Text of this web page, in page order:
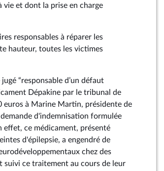
vie et dont la prise en charge
responsables à réparer les
hauteur, toutes les victimes
“responsable d’un défaut
Dépakine par le tribunal de
euros à Marine Martin, présidente de
demande d'indemnisation formulée
effet, ce médicament, présenté
d'épilepsie, a engendré de
chez des
suivi ce traitement au cours de leur